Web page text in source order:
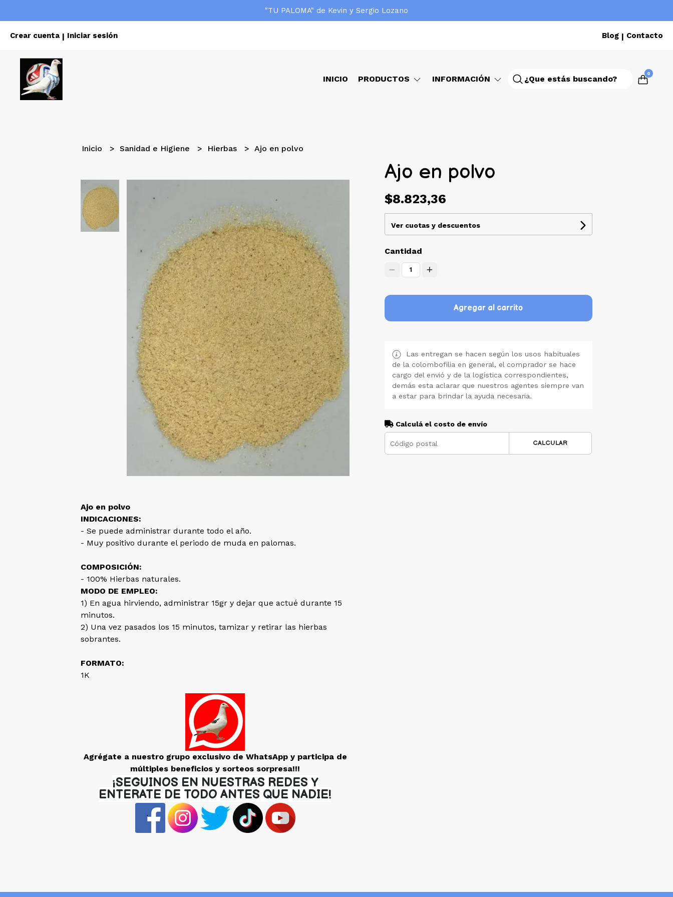
"TU PALOMA" de Kevin y Sergio Lozano
Crear cuenta | Iniciar sesión Blog | Contacto
INICIO PRODUCTOS INFORMACIÓN
0
Inicio Sanidad e Higiene Hierbas Ajo en polvo
Ajo en polvo
INDICACIONES:
- Se puede administrar durante todo el año.
- Muy positivo durante el periodo de muda en palomas.
COMPOSICIÓN:
- 100% Hierbas naturales.
MODO DE EMPLEO:
1) En agua hirviendo, administrar 15gr y dejar que actué durante 15
minutos.
2) Una vez pasados los 15 minutos, tamizar y retirar las hierbas
sobrantes.
FORMATO:
1K
Agrégate a nuestro grupo exclusivo de WhatsApp y participa de
múltiples beneficios y sorteos sorpresa!!!
¡SEGUINOS EN NUESTRAS REDES Y
ENTERATE DE TODO ANTES QUE NADIE!
Ajo en polvo
$8.823,36
Ver cuotas y descuentos
Cantidad
1
Agregar al carrito
Las entregan se hacen según los usos habituales
de la colombofilia en general, el comprador se hace
cargo del envió y de la logística correspondientes,
demás esta aclarar que nuestros agentes siempre van
a estar para brindar la ayuda necesaria.
Calculá el costo de envío
CALCULAR